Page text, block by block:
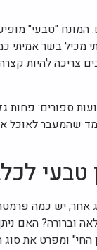
. המונח "טבעי"
מכיל בשר
צריכה להיות
ספורים: פחות
שהמעבר
טבעי
יש כמה
וברורה? האם
החי" ומפרט את